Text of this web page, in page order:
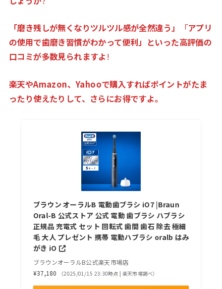
「磨き残しが無くなりツルツル感が全然違う」 「アプリ
の使用で歯磨き習慣がわかって便利」といった高評価の
口コミが多数見られますよ !
楽天やAmazon、Yahooで購入すればポイントがたま
ったり使えたりして、さらにお得ですよ。
ブラウン オーラルB 電動歯ブラシ iO7 |Braun
Oral-B 公式ストア 公式 電動 歯ブラシ ハブラシ
正規品 充電式 セット 回転式 歯間 歯石 除去 極細
毛 大人 プレゼント 携帯 電動ハブラシ oralb はみ
がき iO
ブラウンオーラルB公式楽天市場店
¥37,180
（2025/01/15 23:30時点 | 楽天市場調べ）